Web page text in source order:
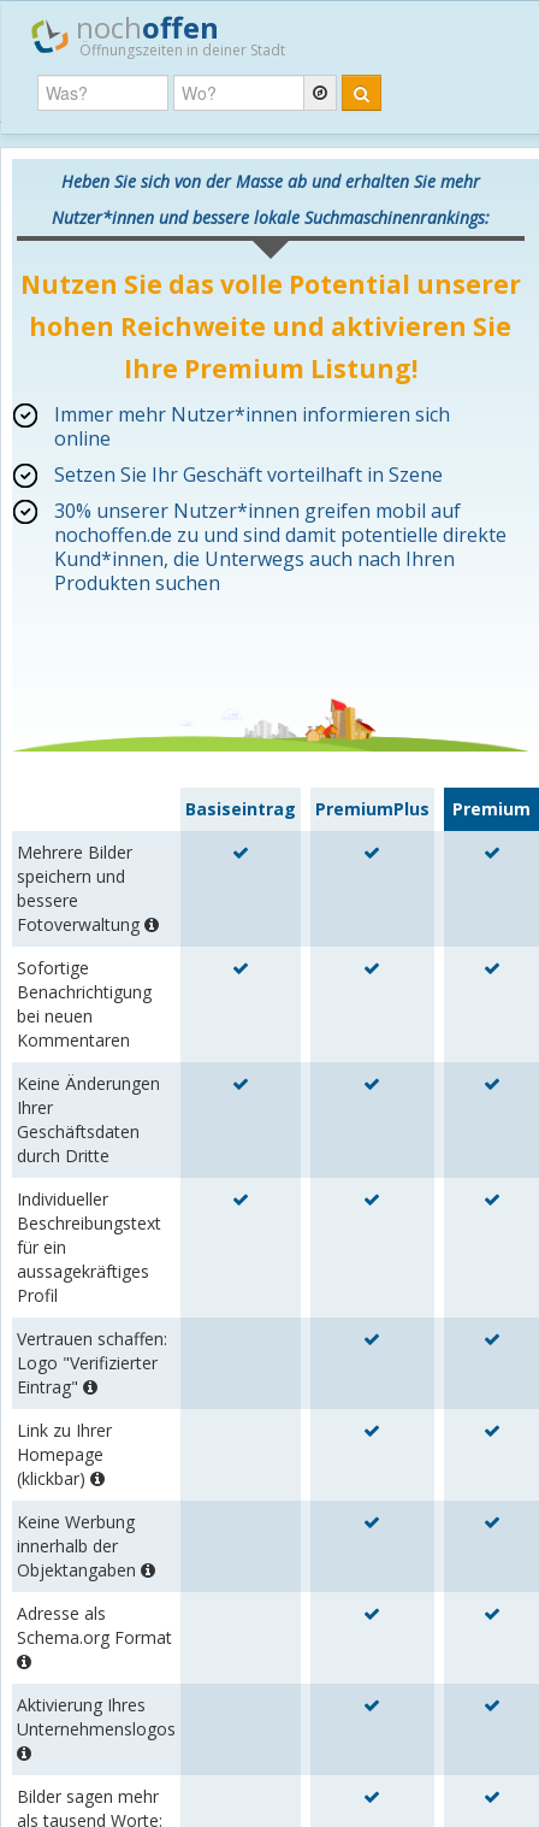
nochoffen
Öffnungszeiten in deiner Stadt
Heben Sie sich von der Masse ab und erhalten Sie mehr
Nutzer*innen und bessere lokale Suchmaschinenrankings:
Nutzen Sie das volle Potential unserer
hohen Reichweite und aktivieren Sie
Ihre Premium Listung!
Immer mehr Nutzer*innen informieren sich
online
Setzen Sie Ihr Geschäft vorteilhaft in Szene
30% unserer Nutzer*innen greifen mobil auf
nochoffen.de zu und sind damit potentielle direkte
Kund*innen, die Unterwegs auch nach Ihren
Produkten suchen
Basiseintrag PremiumPlus
Premium
Mehrere Bilder
speichern und
bessere
Fotoverwaltung
Sofortige
Benachrichtigung
bei neuen
Kommentaren
Keine Änderungen
Ihrer
Geschäftsdaten
durch Dritte
Individueller
Beschreibungstext
für ein
aussagekräftiges
Profil
Vertrauen schaffen:
Logo "Verifizierter
Eintrag"
Link zu Ihrer
Homepage
(klickbar)
Keine Werbung
innerhalb der
Objektangaben
Adresse als
Schema.org Format
Aktivierung Ihres
Unternehmenslogos
Bilder sagen mehr
als tausend Worte: